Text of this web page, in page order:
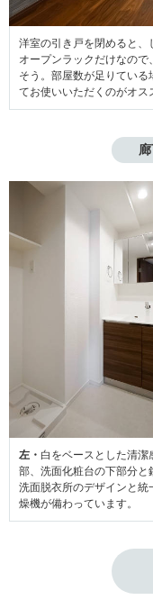
洋室の引き戸を閉めると
オープンラックだけなので
そう。部屋数が足りてい
てお使いいただくのがオス
左・ 白をベースとした清
部、洗面化粧台の下部分と
洗面脱衣所のデザインと
燥機が備わっています。